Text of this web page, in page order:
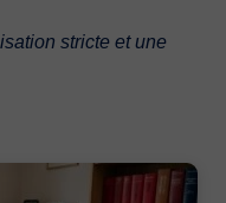
stricte et une